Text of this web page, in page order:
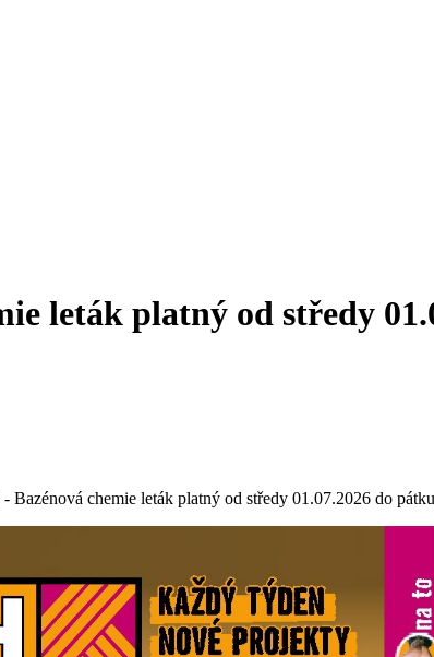
leták platný od středy
chemie leták platný od středy 01.07.2026 do